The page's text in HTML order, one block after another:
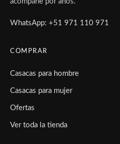
WhatsApp: +51 971 110 971
COMPRAR
Casacas para hombre
Casacas para mujer
Ofertas
Ver toda la tienda